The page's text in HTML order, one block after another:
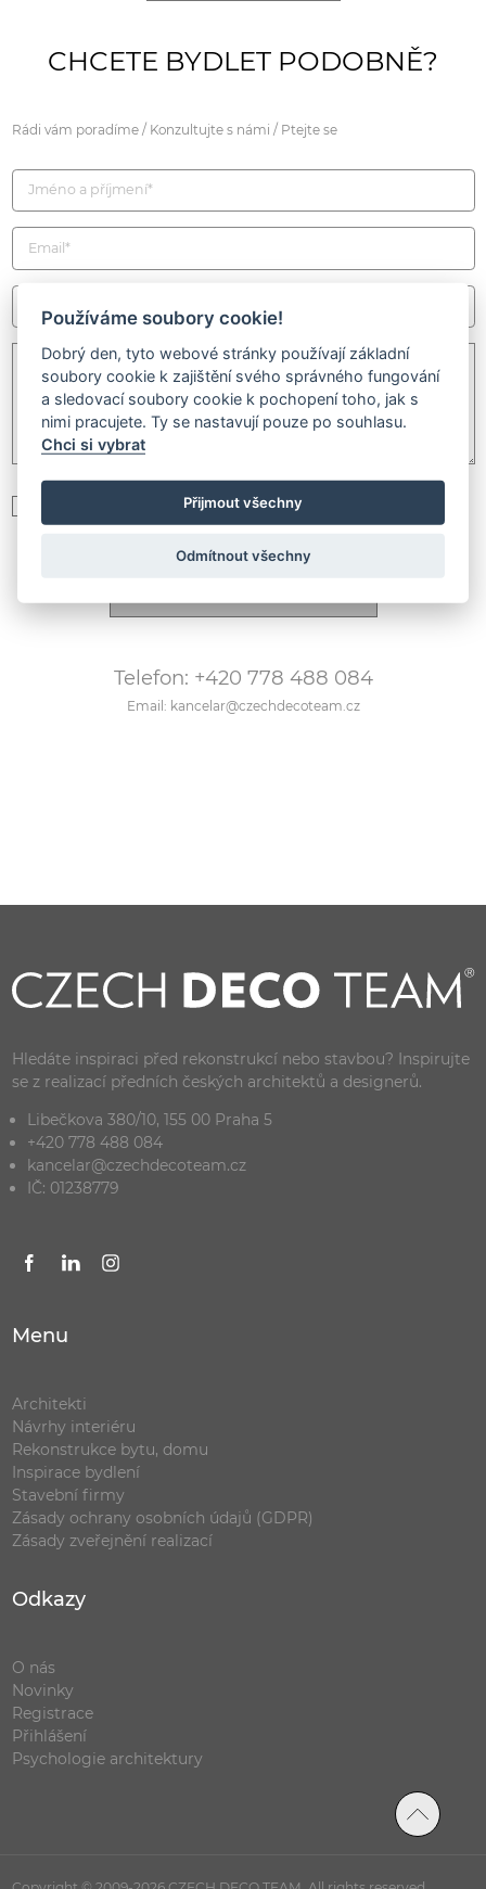
CHCETE BYDLET PODOBNĚ?
Rádi vám poradíme / Konzultujte s námi / Ptejte se
Souhlasím se zpracovánímosobních údajů podle GDPR
Telefon: +420 778 488 084
Email: kancelar@czechdecoteam.cz
Hledáte inspiraci před rekonstrukcí nebo stavbou? Inspirujte
se z realizací předních českých architektů a designerů.
Libečkova 380/10, 155 00 Praha 5
+420 778 488 084
kancelar@czechdecoteam.cz
IČ: 01238779
Menu
Architekti
Návrhy interiéru
Rekonstrukce bytu, domu
Inspirace bydlení
Stavební firmy
Zásady ochrany osobních údajů (GDPR)
Zásady zveřejnění realizací
Odkazy
O nás
Novinky
Registrace
Přihlášení
Psychologie architektury
Používáme soubory cookie!
Dobrý den, tyto webové stránky používají základní
soubory cookie k zajištění svého správného fungování
a sledovací soubory cookie k pochopení toho, jak s
nimi pracujete. Ty se nastavují pouze po souhlasu.
Chci si vybrat
Přijmout všechny
Odmítnout všechny